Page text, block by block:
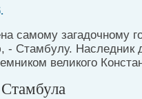
самому загадочному
- Стамбулу. Наследник
великого